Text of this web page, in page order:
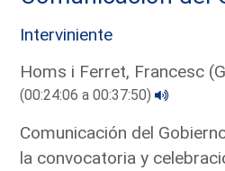
Interviniente
Homs i Ferret, Francesc
(00:24:06 a 00:37:50)
Comunicación del
la convocatoria y